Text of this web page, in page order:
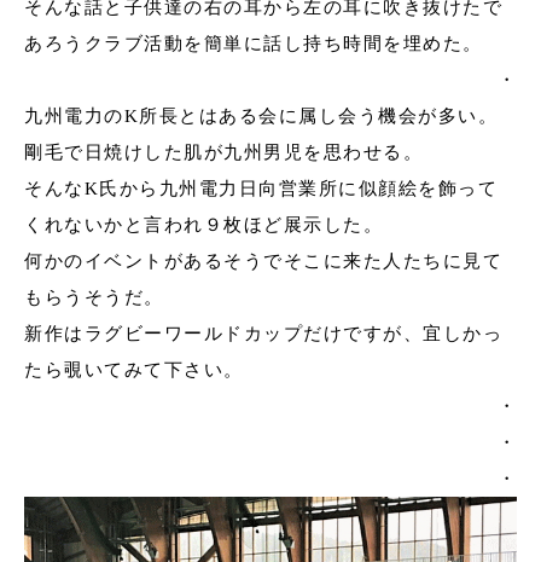
そんな話と子供達の右の耳から左の耳に吹き抜けたで
あろうクラブ活動を簡単に話し持ち時間を埋めた。
・
九州電力のK所長とはある会に属し会う機会が多い。
剛毛で日焼けした肌が九州男児を思わせる。
そんなK氏から九州電力日向営業所に似顔絵を飾って
くれないかと言われ９枚ほど展示した。
何かのイベントがあるそうでそこに来た人たちに見て
もらうそうだ。
新作はラグビーワールドカップだけですが、宜しかっ
たら覗いてみて下さい。
・
・
・